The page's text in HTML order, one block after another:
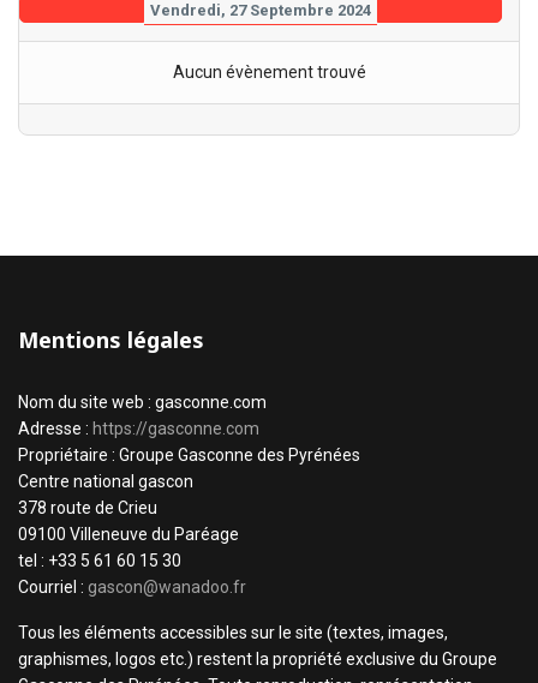
Vendredi, 27 Septembre 2024
Aucun évènement trouvé
Mentions légales
Nom du site web : gasconne.com
Adresse : https://gasconne.com
Propriétaire : Groupe Gasconne des Pyrénées
Centre national gascon
378 route de Crieu
09100 Villeneuve du Paréage
tel : +33 5 61 60 15 30
Courriel : gascon@wanadoo.fr
Tous les éléments accessibles sur le site (textes, images,
graphismes, logos etc.) restent la propriété exclusive du Groupe